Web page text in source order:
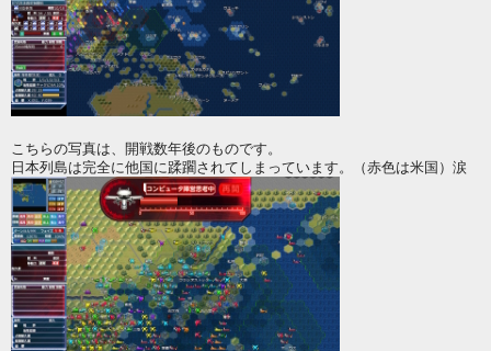
こちらの写真は、開戦数年後のものです。
日本列島は完全に他国に蹂躙されてしまっています。（赤色は米国）涙